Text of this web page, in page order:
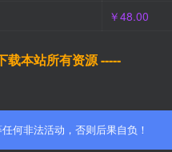
￥48.00
载本站所有资源 -----
何非法活动，否则后果自负！